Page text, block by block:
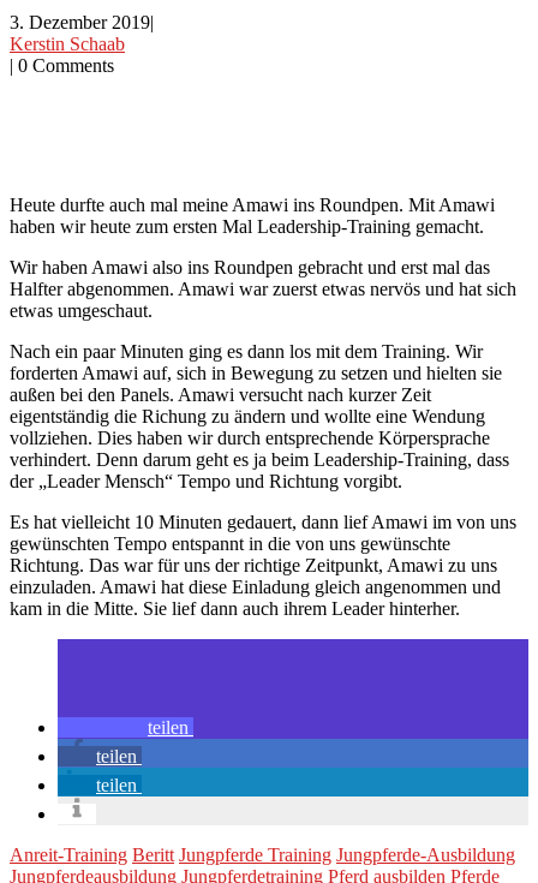
3. Dezember 2019|
Kerstin Schaab
| 0 Comments
Heute durfte auch mal meine Amawi ins Roundpen. Mit Amawi
haben wir heute zum ersten Mal Leadership-Training gemacht.
Wir haben Amawi also ins Roundpen gebracht und erst mal das
Halfter abgenommen. Amawi war zuerst etwas nervös und hat sich
etwas umgeschaut.
Nach ein paar Minuten ging es dann los mit dem Training. Wir
forderten Amawi auf, sich in Bewegung zu setzen und hielten sie
außen bei den Panels. Amawi versucht nach kurzer Zeit
eigentständig die Richung zu ändern und wollte eine Wendung
vollziehen. Dies haben wir durch entsprechende Körpersprache
verhindert. Denn darum geht es ja beim Leadership-Training, dass
der „Leader Mensch“ Tempo und Richtung vorgibt.
Es hat vielleicht 10 Minuten gedauert, dann lief Amawi im von uns
gewünschten Tempo entspannt in die von uns gewünschte
Richtung. Das war für uns der richtige Zeitpunkt, Amawi zu uns
einzuladen. Amawi hat diese Einladung gleich angenommen und
kam in die Mitte. Sie lief dann auch ihrem Leader hinterher.
teilen
teilen
teilen
Anreit-Training Beritt Jungpferde Training Jungpferde-Ausbildung
Jungpferdeausbildung Jungpferdetraining Pferd ausbilden Pferde